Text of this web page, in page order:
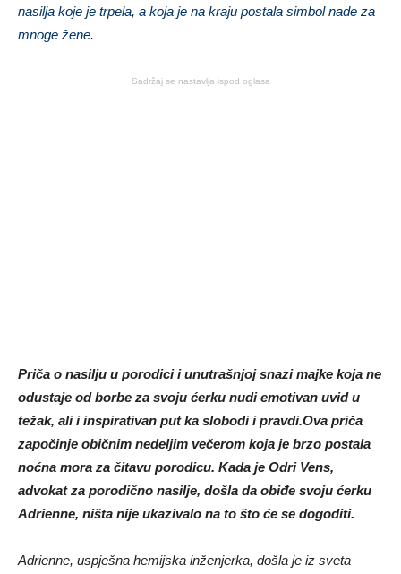
nasilja koje je trpela, a koja je na kraju postala simbol nade za
mnoge žene.
Sadržaj se nastavlja ispod oglasa
Priča o nasilju u porodici i unutrašnjoj snazi majke koja ne
odustaje od borbe za svoju ćerku nudi emotivan uvid u
težak, ali i inspirativan put ka slobodi i pravdi.Ova priča
započinje običnim nedeljim večerom koja je brzo postala
noćna mora za čitavu porodicu. Kada je Odri Vens,
advokat za porodično nasilje, došla da obiđe svoju ćerku
Adrienne, ništa nije ukazivalo na to što će se dogoditi.
Adrienne, uspješna hemijska inženjerka, došla je iz sveta